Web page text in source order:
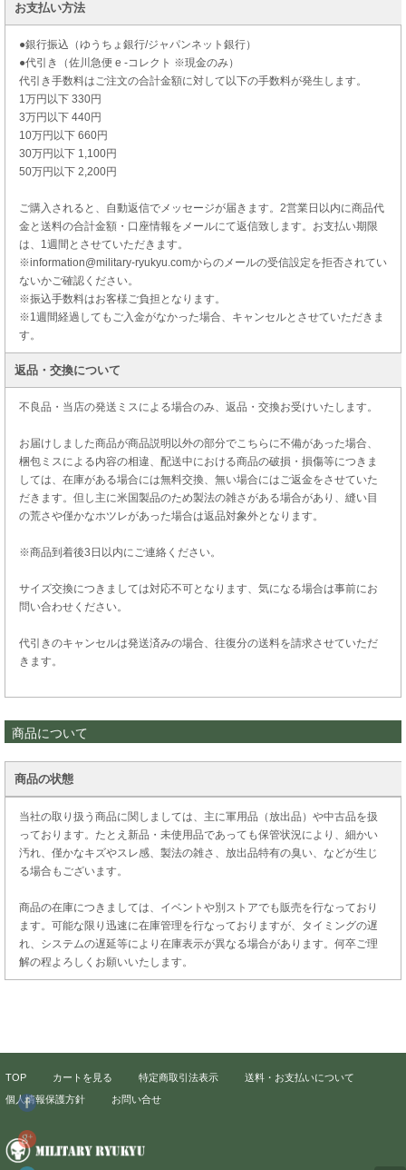
お支払い方法
●銀行振込（ゆうちょ銀行/ジャパンネット銀行）
●代引き（佐川急便 e -コレクト ※現金のみ）
代引き手数料はご注文の合計金額に対して以下の手数料が発生します。
1万円以下 330円
3万円以下 440円
10万円以下 660円
30万円以下 1,100円
50万円以下 2,200円
ご購入されると、自動返信でメッセージが届きます。2営業日以内に商品代
金と送料の合計金額・口座情報をメールにて返信致します。お支払い期限
は、1週間とさせていただきます。
※information@military-ryukyu.comからのメールの受信設定を拒否されてい
ないかご確認ください。
※振込手数料はお客様ご負担となります。
※1週間経過してもご入金がなかった場合、キャンセルとさせていただきま
す。
返品・交換について
不良品・当店の発送ミスによる場合のみ、返品・交換お受けいたします。
お届けしました商品が商品説明以外の部分でこちらに不備があった場合、
梱包ミスによる内容の相違、配送中における商品の破損・損傷等につきま
しては、在庫がある場合には無料交換、無い場合にはご返金をさせていた
だきます。但し主に米国製品のため製法の雑さがある場合があり、縫い目
の荒さや僅かなホツレがあった場合は返品対象外となります。
※商品到着後3日以内にご連絡ください。
サイズ交換につきましては対応不可となります、気になる場合は事前にお
問い合わせください。
代引きのキャンセルは発送済みの場合、往復分の送料を請求させていただ
きます。
商品について
商品の状態
当社の取り扱う商品に関しましては、主に軍用品（放出品）や中古品を扱
っております。たとえ新品・未使用品であっても保管状況により、細かい
汚れ、僅かなキズやスレ感、製法の雑さ、放出品特有の臭い、などが生じ
る場合もございます。
商品の在庫につきましては、イベントや別ストアでも販売を行なっており
ます。可能な限り迅速に在庫管理を行なっておりますが、タイミングの遅
れ、システムの遅延等により在庫表示が異なる場合があります。何卒ご理
解の程よろしくお願いいたします。
TOP カートを見る 特定商取引法表示
送料・お支払いについて
個人情報保護方針
お問い合せ